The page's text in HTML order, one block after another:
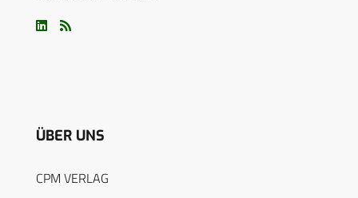
ÜBER UNS
CPM VERLAG